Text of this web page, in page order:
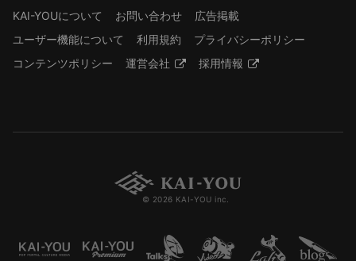
KAI-YOUについて
お問い合わせ
広告掲載
ユーザー機能について
利用規約
プライバシーポリシー
コンテンツポリシー
運営会社 採用情報
© 2026 KAI-YOU inc.